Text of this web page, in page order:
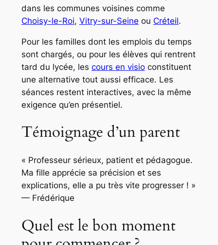
dans les communes voisines comme
Choisy-le-Roi, Vitry-sur-Seine ou Créteil.
Pour les familles dont les emplois du temps
sont chargés, ou pour les élèves qui rentrent
tard du lycée, les cours en visioconstituent
une alternative tout aussi efficace. Les
séances restent interactives, avec la même
exigence qu’en présentiel.
Témoignage d’un parent
« Professeur sérieux, patient et pédagogue.
Ma fille apprécie sa précision et ses
explications, elle a pu très vite progresser ! »
— Frédérique
Quel est le bon moment